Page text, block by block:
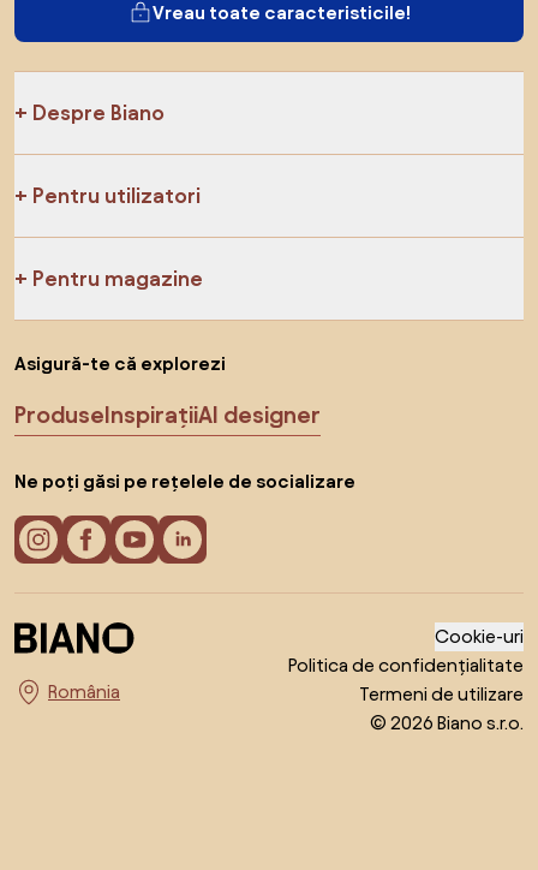
Vreau toate caracteristicile!
Despre Biano
Pentru utilizatori
Pentru magazine
Asigură-te că explorezi
ProduseInspirațiiAI designer
Ne poți găsi pe rețelele de socializare
Alege țara
Cookie-uri
Politica de confidențialitate
Termeni de utilizare
© 2026 Biano s.r.o.